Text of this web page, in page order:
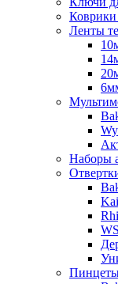
Коврики
Ленты
Наборы
WS